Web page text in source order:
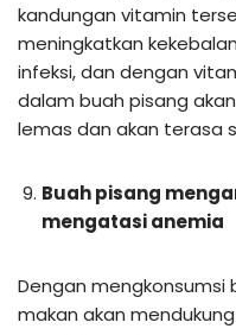
kandungan vitamin
meningkatkan
infeksi, dan dengan
dalam buah pisang
lemas dan akan terasa
Buah pisang
mengatasi anemia
Dengan
makan akan